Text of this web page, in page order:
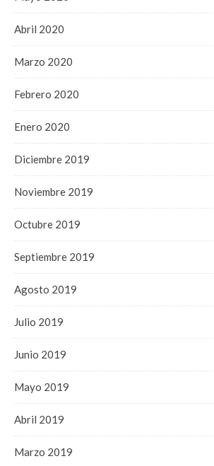
Abril 2020
Marzo 2020
Febrero 2020
Enero 2020
Diciembre 2019
Noviembre 2019
Octubre 2019
Septiembre 2019
Agosto 2019
Julio 2019
Junio 2019
Mayo 2019
Abril 2019
Marzo 2019